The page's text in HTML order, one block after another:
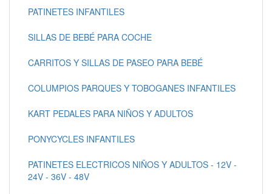
PATINETES INFANTILES
SILLAS DE BEBÉ PARA COCHE
CARRITOS Y SILLAS DE PASEO PARA BEBÉ
COLUMPIOS PARQUES Y TOBOGANES INFANTILES
KART PEDALES PARA NIÑOS Y ADULTOS
PONYCYCLES INFANTILES
PATINETES ELECTRICOS NIÑOS Y ADULTOS - 12V -
24V - 36V - 48V